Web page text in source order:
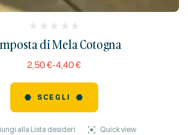
di Mela Cotogna
reviews)
2,50€-4,40€
SCEGLI
alla Lista desideri Quick view